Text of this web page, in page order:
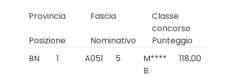
Provincia
Fascia
Classe
concorso
Posizione
Nominativo
Punteggio
BN
1 A051 5
M****
B.
118,00